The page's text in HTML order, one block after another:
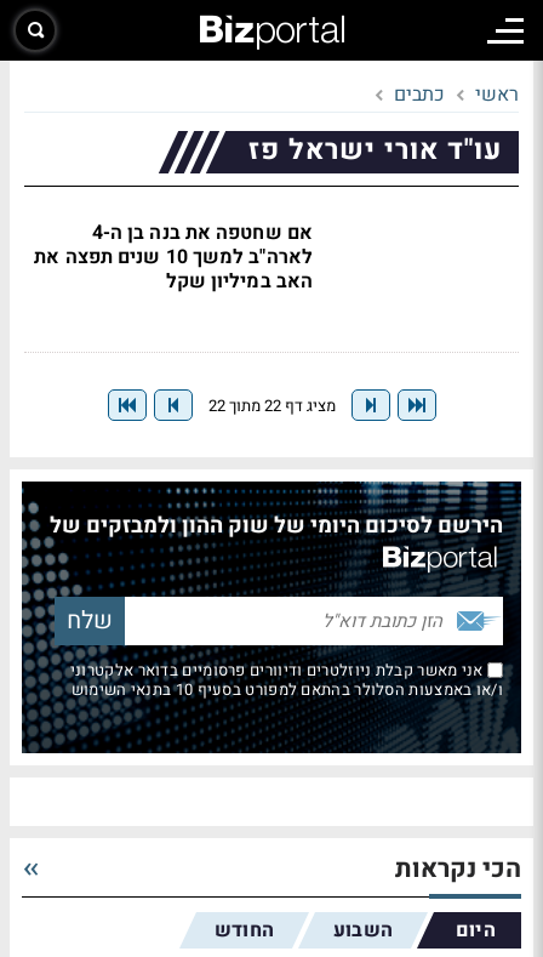
ראשי כתבים
עו"ד אורי ישראל פז
אם שחטפה את בנה בן ה-4
לארה"ב למשך 10 שנים תפצה את
האב במיליון שקל
מציג דף 22 מתוך 22
הירשם לסיכום היומי של שוק ההון ולמבזקים של
אני מאשר קבלת ניוזלטרים ודיוורים פרסומיים בדואר אלקטרוני
ו/או באמצעות הסלולר בהתאם למפורט בסעיף 10 בתנאי השימוש
הכי נקראות
היום השבוע החודש